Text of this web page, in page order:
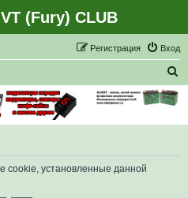
(Fury) CLUB
Вход
Регистрация
с
cookie, установленные данной